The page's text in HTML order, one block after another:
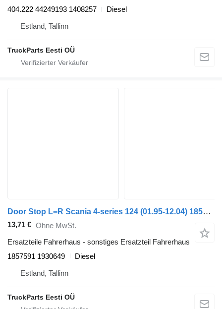
404.222 44249193 1408257
Diesel
Estland, Tallinn
TruckParts Eesti OÜ
Door Stop L=R Scania 4-series 124 (01.95-12.04) 1857591 1930649 für Scania 4-series (1995-2006) Sattelzugmaschine
13,71 € Ohne MwSt.
Ersatzteile Fahrerhaus - sonstiges Ersatzteil Fahrerhaus
1857591 1930649
Diesel
Estland, Tallinn
TruckParts Eesti OÜ